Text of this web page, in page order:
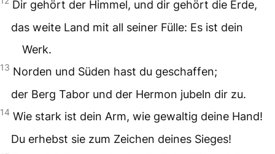
Dir gehört der Himmel, und dir gehört die Erde,
das weite Land mit all seiner Fülle: Es ist dein
Werk.
13 Norden und Süden hast du geschaffen;
der Berg Tabor und der Hermon jubeln dir zu.
14 Wie stark ist dein Arm, wie gewaltig deine Hand!
Du erhebst sie zum Zeichen deines Sieges!